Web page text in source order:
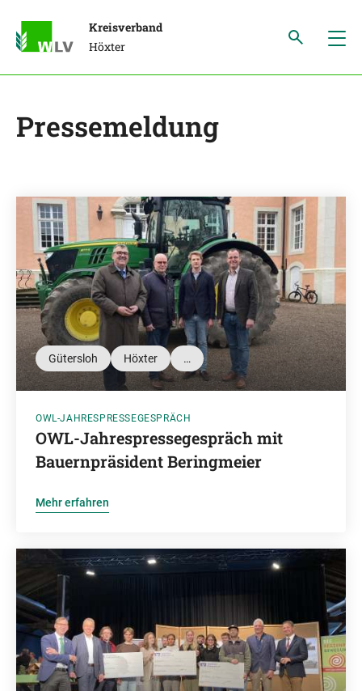
Kreisverband
Höxter
Pressemeldung
Gütersloh Höxter …
OWL-JAHRESPRESSEGESPRÄCH
OWL-Jahrespressegespräch mit
Bauernpräsident Beringmeier
Mehr erfahren